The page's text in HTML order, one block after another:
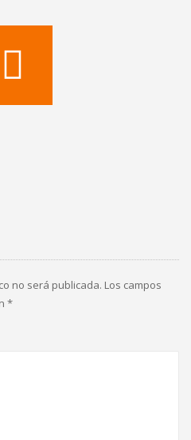
no será publicada. Los campos
*